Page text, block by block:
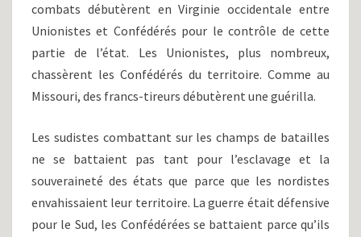
combats débutèrent en Virginie occidentale entre
Unionistes et Confédérés pour le contrôle de cette
partie de l’état. Les Unionistes, plus nombreux,
chassèrent les Confédérés du territoire. Comme au
Missouri, des francs-tireurs débutèrent une guérilla.
Les sudistes combattant sur les champs de batailles
ne se battaient pas tant pour l’esclavage et la
souveraineté des états que parce que les nordistes
envahissaient leur territoire. La guerre était défensive
pour le Sud, les Confédérées se battaient parce qu’ils